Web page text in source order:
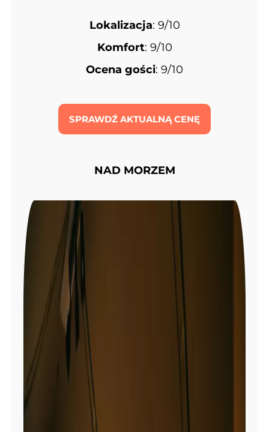
Lokalizacja: 9/10
Komfort: 9/10
Ocena gości: 9/10
SPRAWDŹ AKTUALNĄ CENĘ
NAD MORZEM